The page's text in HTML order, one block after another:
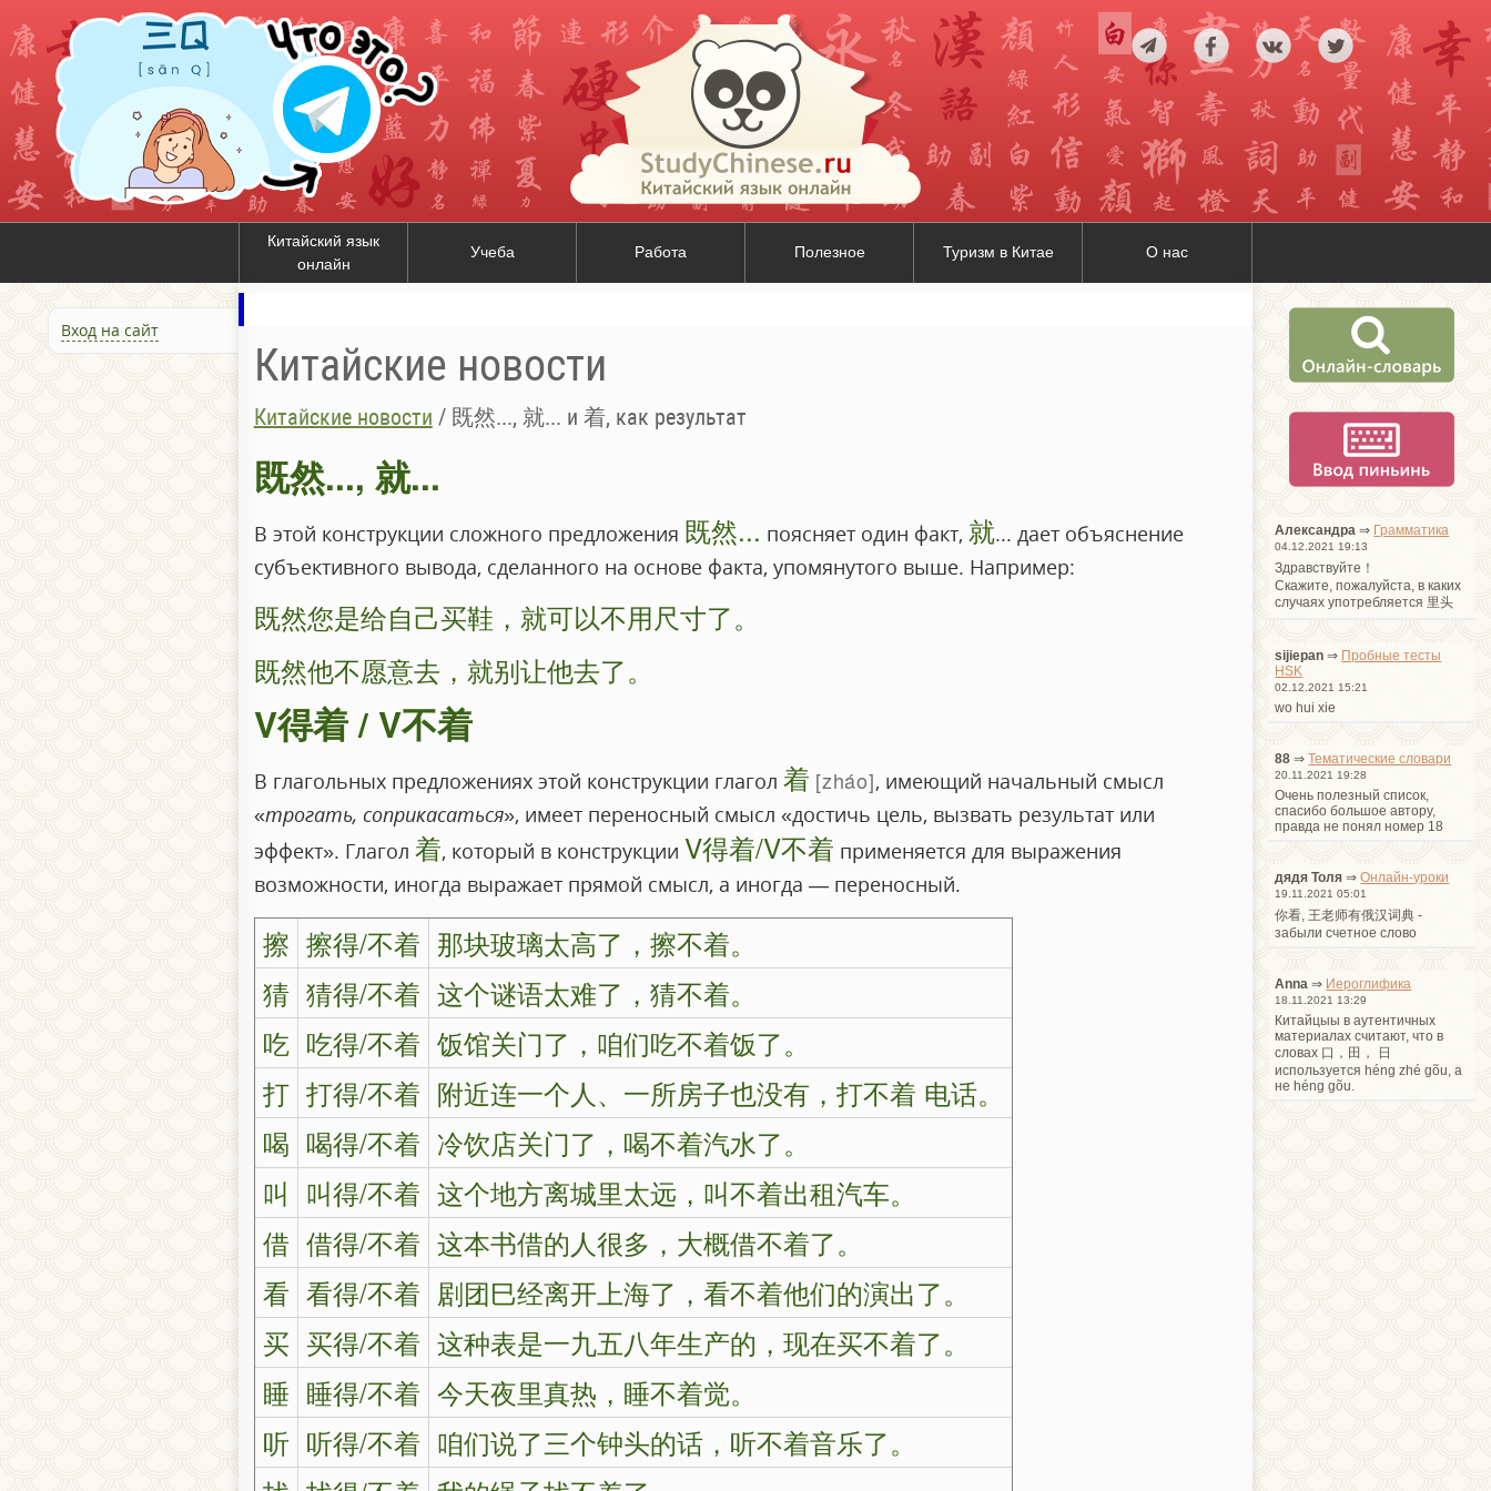
Китайский язык
онлайн
Учеба Работа Полезное Туризм в Китае О нас
Вход на сайт
Китайские новости
Китайские новости / 既然..., 就... и 着, как результат
既然..., 就...
В этой конструкции сложного предложения 既然... поясняет один факт, 就... дает объяснение
субъективного вывода, сделанного на основе факта, упомянутого выше. Например:
既然您是给自己买鞋，就可以不用尺寸了。
既然他不愿意去，就别让他去了。
V得着 / V不着
В глагольных предложениях этой конструкции глагол 着 zháo , имеющий начальный смысл
«трогать, соприкасаться», имеет переносный смысл «достичь цель, вызвать результат или
эффект». Глагол 着, который в конструкции V得着/V不着 применяется для выражения
возможности, иногда выражает прямой смысл, а иногда — переносный.
擦 擦得/不着 那块玻璃太高了，擦不着。
猜 猜得/不着 这个谜语太难了，猜不着。
吃 吃得/不着 饭馆关门了，咱们吃不着饭了。
打 打得/不着 附近连一个人、一所房子也没有，打不着 电话。
喝 喝得/不着 冷饮店关门了，喝不着汽水了。
叫 叫得/不着 这个地方离城里太远，叫不着出租汽车。
借 借得/不着 这本书借的人很多，大概借不着了。
看 看得/不着 剧团巳经离开上海了，看不着他们的演出了。
买 买得/不着 这种表是一九五八年生产的，现在买不着了。
睡 睡得/不着 今天夜里真热，睡不着觉。
听 听得/不着 咱们说了三个钟头的话，听不着音乐了。
Александра ⇒ Грамматика
04.12.2021 19:13
Здравствуйте！
Cкажите, пожалуйста, в каких
случаях употребляется 里头
sijiepan ⇒ Пробные тесты
HSK
02.12.2021 15:21
wo hui xie
88 ⇒Тематические словари
20.11.2021 19:28
Очень полезный список,
спасибо большое автору,
правда не понял номер 18
дядя Толя ⇒Онлайн-уроки
19.11.2021 05:01
你看, 王老师有俄汉词典 -
забыли счетное слово
Anna ⇒ Иероглифика
18.11.2021 13:29
Китайцыы в аутентичных
материалах считают, что в
словах 口，田， 日
используется héng zhé gõu, а
не héng gõu.